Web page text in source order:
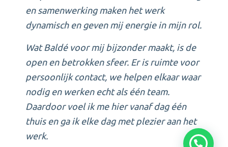
en samenwerking maken het werk
dynamisch en geven mij energie in mijn rol.
Wat Baldé voor mij bijzonder maakt, is de
open en betrokken sfeer. Er is ruimte voor
persoonlijk contact, we helpen elkaar waar
nodig en werken echt als één team.
Daardoor voel ik me hier vanaf dag één
thuis en ga ik elke dag met plezier aan het
werk.